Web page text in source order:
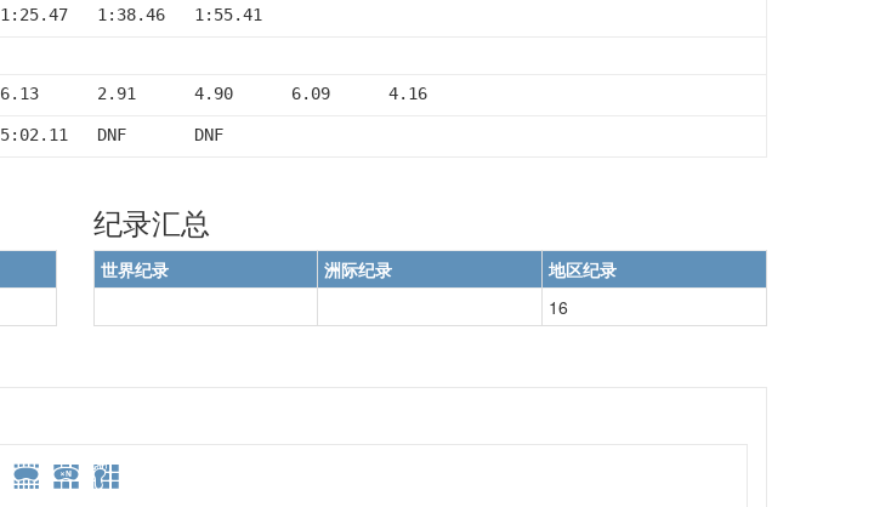
1:25.47   1:38.46   1:55.41
6.13      2.91      4.90      6.09      4.16
5:02.11   DNF       DNF
纪录汇总
世界纪录 洲际纪录
地区纪录
16